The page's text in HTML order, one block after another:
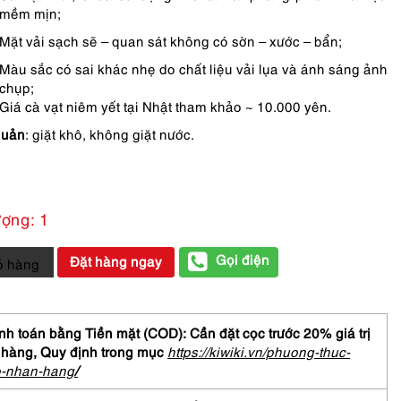
mềm mịn;
Mặt vải sạch sẽ – quan sát không có sờn – xước – bẩn;
Màu sắc có sai khác nhẹ do chất liệu vải lụa và ánh sáng ảnh
chụp;
Giá cà vạt niêm yết tại Nhật tham khảo ~ 10.000 yên.
: giặt khô, không giặt nước.
1
hàng Đặt hàng ngay Gọi điện
toán bằng Tiền mặt (COD): Cần đặt cọc trước 20% giá trị
Quy định trong mục https://kiwiki.vn/phuong-thuc-
nhan-hang/